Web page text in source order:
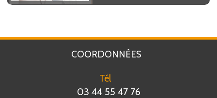
COORDONNÉES
Tél
03 44 55 47 76